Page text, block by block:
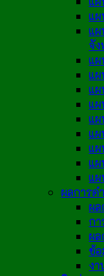
แผ
แ
จัง
แ
แ
แ
แผ
แ
แ
แ
แผ
แ
ผลการด
ผล
กา
ผ
ข้อ
งา